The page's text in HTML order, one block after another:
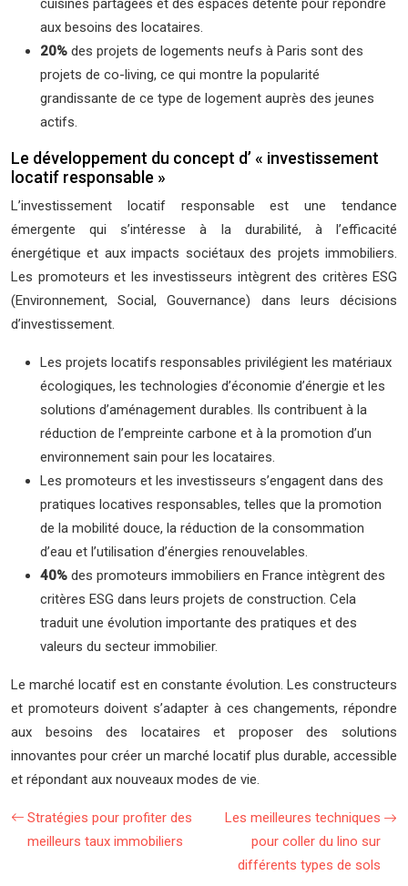
cuisines partagées et des espaces détente pour répondre
aux besoins des locataires.
20% des projets de logements neufs à Paris sont des
projets de co-living, ce qui montre la popularité
grandissante de ce type de logement auprès des jeunes
actifs.
Le développement du concept d’ « investissement
locatif responsable »
L’investissement locatif responsable est une tendance
émergente qui s’intéresse à la durabilité, à l’efficacité
énergétique et aux impacts sociétaux des projets immobiliers.
Les promoteurs et les investisseurs intègrent des critères ESG
(Environnement, Social, Gouvernance) dans leurs décisions
d’investissement.
Les projets locatifs responsables privilégient les matériaux
écologiques, les technologies d’économie d’énergie et les
solutions d’aménagement durables. Ils contribuent à la
réduction de l’empreinte carbone et à la promotion d’un
environnement sain pour les locataires.
Les promoteurs et les investisseurs s’engagent dans des
pratiques locatives responsables, telles que la promotion
de la mobilité douce, la réduction de la consommation
d’eau et l’utilisation d’énergies renouvelables.
40% des promoteurs immobiliers en France intègrent des
critères ESG dans leurs projets de construction. Cela
traduit une évolution importante des pratiques et des
valeurs du secteur immobilier.
Le marché locatif est en constante évolution. Les constructeurs
et promoteurs doivent s’adapter à ces changements, répondre
aux besoins des locataires et proposer des solutions
innovantes pour créer un marché locatif plus durable, accessible
et répondant aux nouveaux modes de vie.
Stratégies pour profiter des
meilleurs taux immobiliers
Les meilleures techniques
pour coller du lino sur
différents types de sols